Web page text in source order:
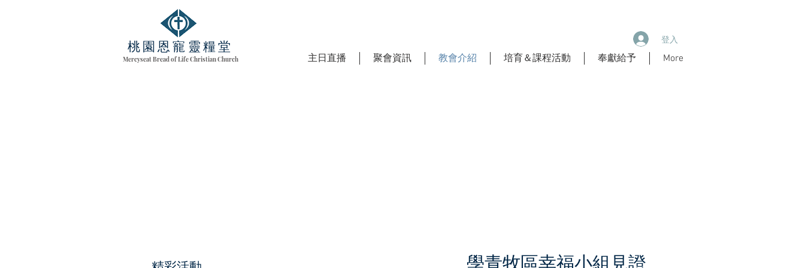
桃園恩寵靈糧堂
Mercyseat Bread of Life Christian Church
登入
主日直播 聚會資訊 教會介紹 培育＆課程活動 奉獻給予 More
學青牧區幸福小組見證